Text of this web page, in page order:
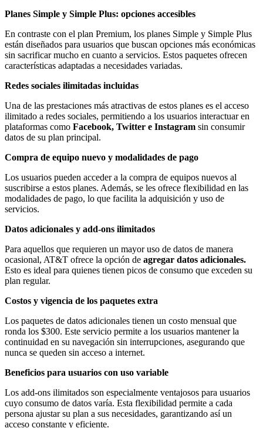
Planes Simple y Simple Plus: opciones accesibles
En contraste con el plan Premium, los planes Simple y Simple Plus
están diseñados para usuarios que buscan opciones más económicas
sin sacrificar mucho en cuanto a servicios. Estos paquetes ofrecen
características adaptadas a necesidades variadas.
Redes sociales ilimitadas incluidas
Una de las prestaciones más atractivas de estos planes es el acceso
ilimitado a redes sociales, permitiendo a los usuarios interactuar en
plataformas como Facebook, Twitter e Instagram sin consumir
datos de su plan principal.
Compra de equipo nuevo y modalidades de pago
Los usuarios pueden acceder a la compra de equipos nuevos al
suscribirse a estos planes. Además, se les ofrece flexibilidad en las
modalidades de pago, lo que facilita la adquisición y uso de
servicios.
Datos adicionales y add-ons ilimitados
Para aquellos que requieren un mayor uso de datos de manera
ocasional, AT&T ofrece la opción de agregar datos adicionales.
Esto es ideal para quienes tienen picos de consumo que exceden su
plan regular.
Costos y vigencia de los paquetes extra
Los paquetes de datos adicionales tienen un costo mensual que
ronda los $300. Este servicio permite a los usuarios mantener la
continuidad en su navegación sin interrupciones, asegurando que
nunca se queden sin acceso a internet.
Beneficios para usuarios con uso variable
Los add-ons ilimitados son especialmente ventajosos para usuarios
cuyo consumo de datos varía. Esta flexibilidad permite a cada
persona ajustar su plan a sus necesidades, garantizando así un
acceso constante y eficiente.